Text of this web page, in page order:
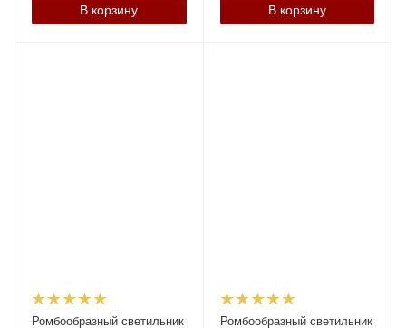
В корзину В корзину
Ромбообразный светильник
Ромбообразный светильник